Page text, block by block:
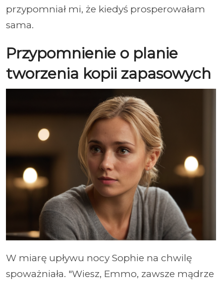
przypomniał mi, że kiedyś prosperowałam
sama.
Przypomnienie o planie
tworzenia kopii zapasowych
W miarę upływu nocy Sophie na chwilę
spoważniała. "Wiesz, Emmo, zawsze mądrze